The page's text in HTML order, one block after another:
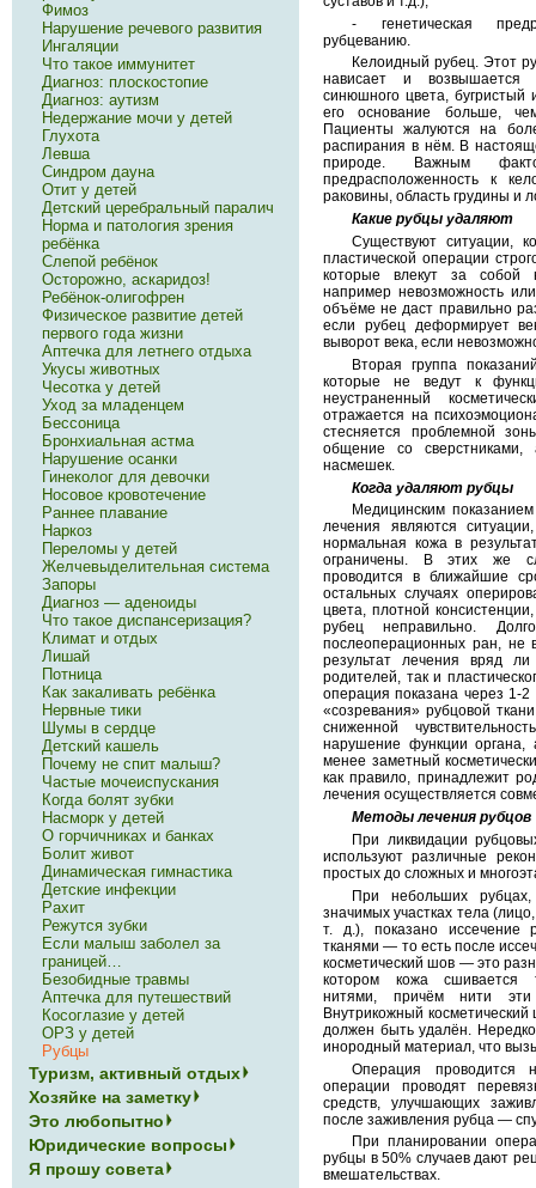
- генетическая
рубцеванию.
Келоидный рубец. Этот
нависает и возвышается
синюшного цвета,
его основание больше,
Пациенты жалуются на
распирания в нём. В
природе. Важным
предрасположенность к
раковины, область грудины и
Какие рубцы удаляют
Существуют ситуации,
пластической операции
которые влекут за собой
например невозможность
объёме не даст правильно
если рубец деформирует
выворот века, если
Вторая группа
которые не ведут к
неустраненный
отражается на
стесняется проблемной
общение со
насмешек.
Когда удаляют рубцы
Медицинским
лечения являются
нормальная кожа в
ограничены. В этих же
проводится в ближайшие
остальных случаях
цвета, плотной
рубец неправильно.
послеоперационных ран, не
результат лечения вряд ли
родителей, так и
операция показана через 1-
«созревания» рубцовой
сниженной
нарушение функции органа,
менее заметный
как правило, принадлежит
лечения осуществляется
Методы лечения рубцов
При ликвидации
используют различные
простых до сложных и
При небольших рубцах,
значимых участках тела
т. д.), показано иссечение
тканями — то есть после
косметический шов — это
котором кожа сшивается
нитями, причём нити
Внутрикожный
должен быть удалён.
инородный материал, что
Операция проводится
операции проводят
средств, улучшающих
после заживления рубца —
При планировании
рубцы в 50% случаев дают
вмешательствах.
Фимоз
Нарушение речевого развития
Ингаляции
Что такое иммунитет
Диагноз: плоскостопие
Диагноз: аутизм
Недержание мочи у детей
Глухота
Левша
Синдром дауна
Отит у детей
Детский церебральный паралич
Норма и патология зрения
ребёнка
Слепой ребёнок
Осторожно, аскаридоз!
Ребёнок-олигофрен
Физическое развитие детей
первого года жизни
Аптечка для летнего отдыха
Укусы животных
Чесотка у детей
Уход за младенцем
Бессоница
Бронхиальная астма
Нарушение осанки
Гинеколог для девочки
Носовое кровотечение
Раннее плавание
Наркоз
Переломы у детей
Желчевыделительная система
Запоры
Диагноз — аденоиды
Что такое диспансеризация?
Климат и отдых
Лишай
Потница
Как закаливать ребёнка
Нервные тики
Шумы в сердце
Детский кашель
Почему не спит малыш?
Частые мочеиспускания
Когда болят зубки
Насморк у детей
О горчичниках и банках
Болит живот
Динамическая гимнастика
Детские инфекции
Рахит
Режутся зубки
Если малыш заболел за
границей…
Безобидные травмы
Аптечка для путешествий
Косоглазие у детей
ОРЗ у детей
Рубцы
Туризм, активный отдых
Хозяйке на заметку
Это любопытно
Юридические вопросы
Я прошу совета